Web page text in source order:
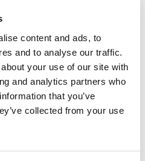
content and ads, to
and to analyse our traffic.
your use of our site with
and analytics partners who
that you’ve
collected from your use
met een
met een
kunstobject? Veel
waar een